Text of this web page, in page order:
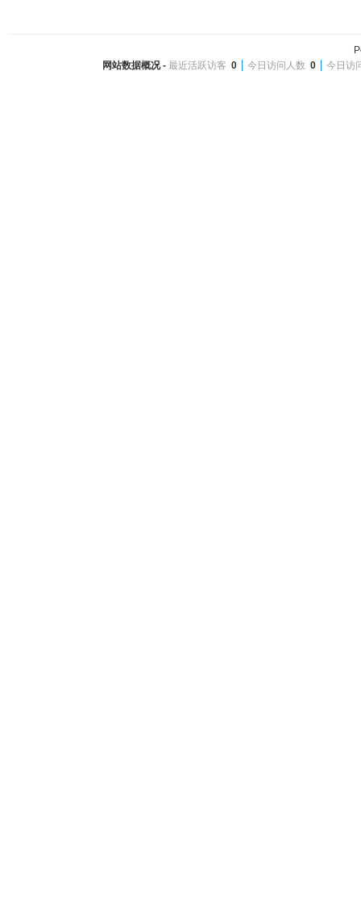
网站数据概况 - 最近活跃访客 0 今日访问人数 0 今日访